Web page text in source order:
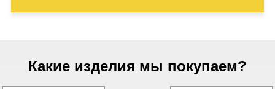
Какие изделия мы покупаем?